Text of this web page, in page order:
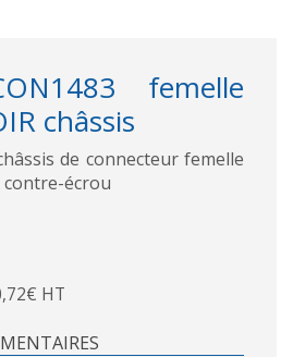
femelle
châssis
de connecteur femelle
contre-écrou
HT